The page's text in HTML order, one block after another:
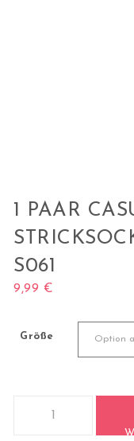
1 PAAR
S061
9,99 €
Größe